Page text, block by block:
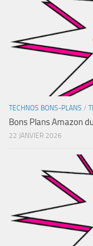
TECHNOS BONS-PLANS /
Bons Plans Amazon
22 JANVIER 2026